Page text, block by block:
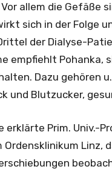
allem die Gefäße
sich in der Folge
der Dialyse-
empfiehlt Pohanka,
Dazu gehören
und Blutzucker,
erklärte Prim. Univ.-
Linz,